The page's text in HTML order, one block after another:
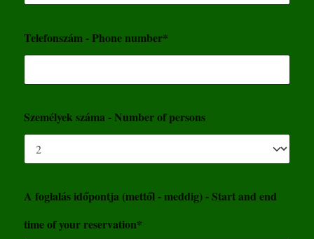
Telefonszám - Phone number*
Személyek száma - Number of persons
A foglalás időpontja (mettől - meddig) - Start and end
time of your reservation*